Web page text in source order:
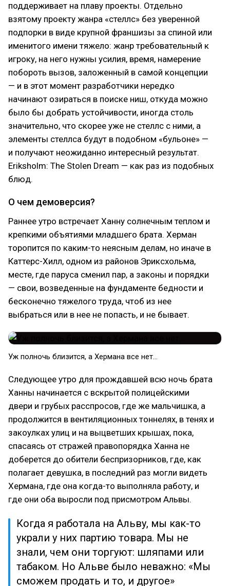
поддерживает на плаву проекты. Отдельно
взятому проекту жанра «стеллс» без уверенной
подпорки в виде крупной франшизы за спиной или
именитого имени тяжело: жанр требовательный к
игроку, на него нужны усилия, время, намерение
побороть вызов, заложенный в самой концепции
— и в этот момент разработчики нередко
начинают озираться в поиске ниш, откуда можно
было бы добрать устойчивости, иногда столь
значительно, что скорее уже не стеллс с ними, а
элементы стеллса будут в подобном «бульоне» —
и получают неожиданно интересный результат.
Eriksholm: The Stolen Dream — как раз из подобных
блюд.
О чем демоверсия?
Раннее утро встречает Ханну солнечным теплом и
крепкими объятиями младшего брата. Херман
торопится по каким-то неясным делам, но иначе в
Каттерс-Хилл, одном из районов Эриксхольма,
месте, где паруса сменил пар, а законы и порядки
— свои, возведенные на фундаменте бедности и
бесконечно тяжелого труда, чтоб из нее
выбраться или в нее не попасть, и не бывает.
Уж полночь близится, а Хермана все нет...
Следующее утро для прождавшей всю ночь брата
Ханны начинается с вскрытой полицейскими
двери и грубых расспросов, где же мальчишка, а
продолжится в вентиляционных тоннелях, в тенях и
закоулках улиц и на выцветших крышах, пока,
спасаясь от стражей правопорядка Ханна не
доберется до обители беспризорников, где, как
полагает девушка, в последний раз могли видеть
Хермана, где она когда-то выполняла работу, и
где они оба выросли под присмотром Альвы.
Когда я работала на Альву, мы как-то
украли у них партию товара. Мы не
знали, чем они торгуют: шляпами или
табаком. Но Альве было неважно: «Мы
сможем продать и то, и другое»